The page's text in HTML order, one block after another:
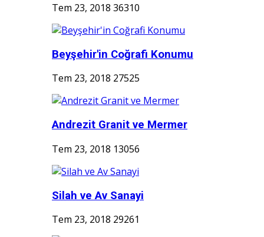
Tem 23, 2018 36310
Beyşehir'in Coğrafi Konumu
Tem 23, 2018 27525
Andrezit Granit ve Mermer
Tem 23, 2018 13056
Silah ve Av Sanayi
Tem 23, 2018 29261